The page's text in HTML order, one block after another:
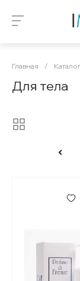
Главная / Каталог
Для тела